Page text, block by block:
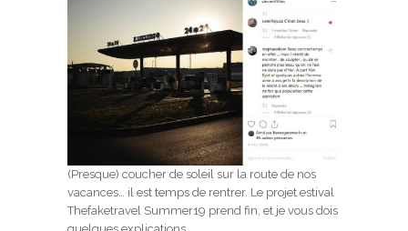
(Presque) coucher de soleil sur la route de nos
vacances… il est temps de rentrer. Le projet estival
Thefaketravel Summer19 prend fin, et je vous dois